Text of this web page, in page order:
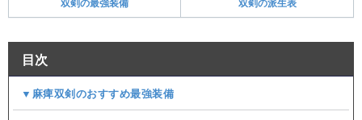
双剣の最強装備 双剣の派生表
目次
▼麻痺双剣のおすすめ最強装備